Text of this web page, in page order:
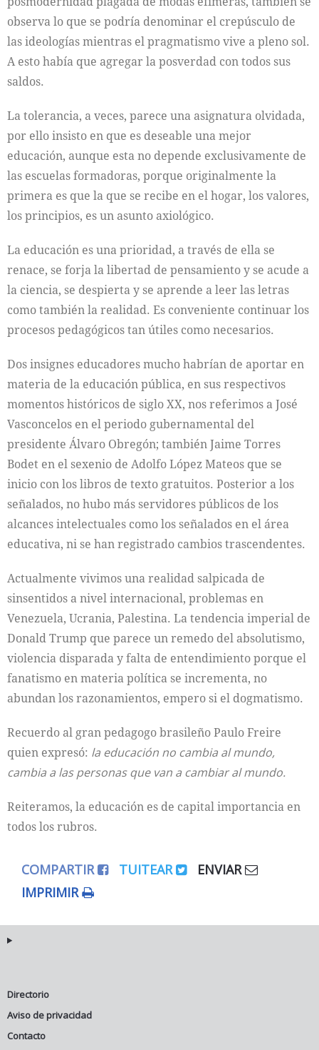
observa lo que se podría denominar el crepúsculo de
las ideologías mientras el pragmatismo vive a pleno sol.
A esto había que agregar la posverdad con todos sus
saldos.
La tolerancia, a veces, parece una asignatura olvidada,
por ello insisto en que es deseable una mejor
educación, aunque esta no depende exclusivamente de
las escuelas formadoras, porque originalmente la
primera es que la que se recibe en el hogar, los valores,
los principios, es un asunto axiológico.
La educación es una prioridad, a través de ella se
renace, se forja la libertad de pensamiento y se acude a
la ciencia, se despierta y se aprende a leer las letras
como también la realidad. Es conveniente continuar los
procesos pedagógicos tan útiles como necesarios.
Dos insignes educadores mucho habrían de aportar en
materia de la educación pública, en sus respectivos
momentos históricos de siglo XX, nos referimos a José
Vasconcelos en el periodo gubernamental del
presidente Álvaro Obregón; también Jaime Torres
Bodet en el sexenio de Adolfo López Mateos que se
inicio con los libros de texto gratuitos. Posterior a los
señalados, no hubo más servidores públicos de los
alcances intelectuales como los señalados en el área
educativa, ni se han registrado cambios trascendentes.
Actualmente vivimos una realidad salpicada de
sinsentidos a nivel internacional, problemas en
Venezuela, Ucrania, Palestina. La tendencia imperial de
Donald Trump que parece un remedo del absolutismo,
violencia disparada y falta de entendimiento porque el
fanatismo en materia política se incrementa, no
abundan los razonamientos, empero si el dogmatismo.
Recuerdo al gran pedagogo brasileño Paulo Freire
quien expresó: la educación no cambia al mundo,
cambia a las personas que van a cambiar al mundo.
Reiteramos, la educación es de capital importancia en
todos los rubros.
COMPARTIR TUITEAR
ENVIAR
IMPRIMIR
Directorio
Aviso de privacidad
Contacto